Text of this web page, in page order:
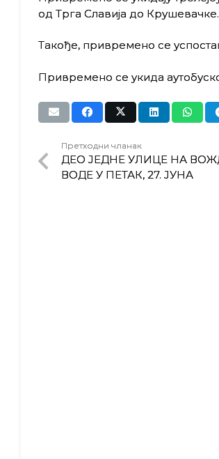
од Трга Славија до Крушевачке.
Такође, привремено се
Привремено се укида
Претходни чланак
ДЕО ЈЕДНЕ УЛИЦЕ НА
ВОДЕ У ПЕТАК, 27. ЈУНА